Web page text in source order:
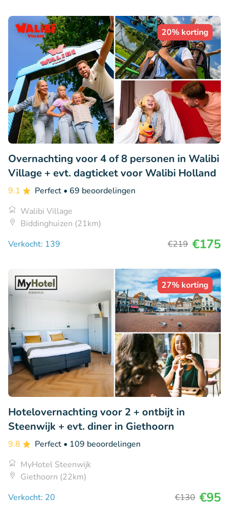
20% korting
Overnachting voor 4 of 8 personen in Walibi
Village + evt. dagticket voor Walibi Holland
9.1 Perfect • 69 beoordelingen
Walibi Village
Biddinghuizen (21km)
Verkocht: 139
€219 €175
27% korting
Hotelovernachting voor 2 + ontbijt in
Steenwijk + evt. diner in Giethoorn
9.8 Perfect • 109 beoordelingen
MyHotel Steenwijk
Giethoorn (22km)
Verkocht: 20
€130 €95